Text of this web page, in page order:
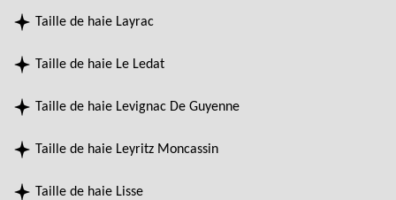
Taille de haie Layrac
Taille de haie Le Ledat
Taille de haie Levignac De Guyenne
Taille de haie Leyritz Moncassin
Taille de haie Lisse